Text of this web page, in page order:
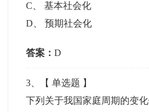
C 、基本社会化
D 、预期社会化
答案：D
3 、【单选题 】
下列关于我国家庭周期的变